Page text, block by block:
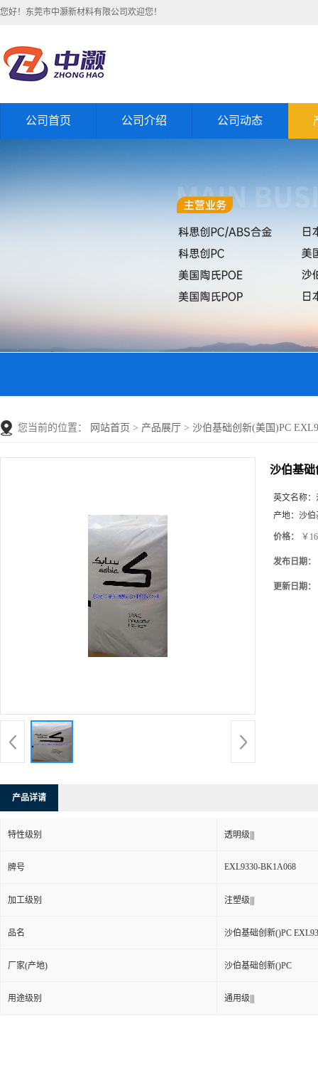
您好！东莞市中灏新材料有限公司欢迎您！
公司首页 公司介绍 公司动态
您当前的位置： 网站首页 > 产品展厅 > 沙伯基础创新(美国)PC
沙伯基础
英文名称：
产地： 沙伯
价格： ￥
发布日期：
更新日期：
产品详请
特性级别 透明级|||
牌号 EXL9330-BK1A068
加工级别 注塑级|||
品名 沙伯基础创新()PC
厂家(产地) 沙伯基础创新()PC
用途级别 通用级|||